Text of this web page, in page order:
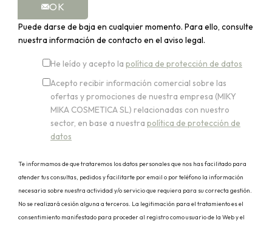
OK
Puede darse de baja en cualquier momento. Para ello, consulte
nuestra información de contacto en el aviso legal.
He leído y acepto la política de protección de datos
Acepto recibir información comercial sobre las
ofertas y promociones de nuestra empresa (MIKY
MIKA COSMETICA SL) relacionadas con nuestro
sector, en base a nuestra política de protección de
datos
Te informamos de que trataremos los datos personales que nos has facilitado para
atender tus consultas, pedidos y facilitarte por email o por teléfono la información
necesaria sobre nuestra actividad y/o servicio que requiera para su correcta gestión.
No se realizará cesión alguna a terceros. La legitimación para el tratamiento es el
consentimiento manifestado para proceder al registro como usuario de la Web y el